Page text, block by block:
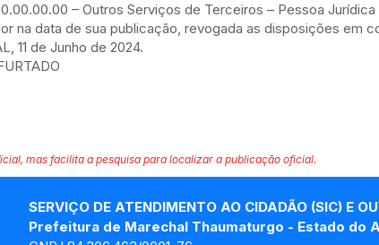
– Outros Serviços de Terceiros – Pessoa Jurídica
na data de sua publicação, revogada as disposições em
11 de Junho de 2024.
mas facilita a pesquisa para localizar a publicação oficial.
SERVIÇO DE ATENDIMENTO AO CIDADÃO (SIC) E
Prefeitura de Marechal Thaumaturgo - Estado do